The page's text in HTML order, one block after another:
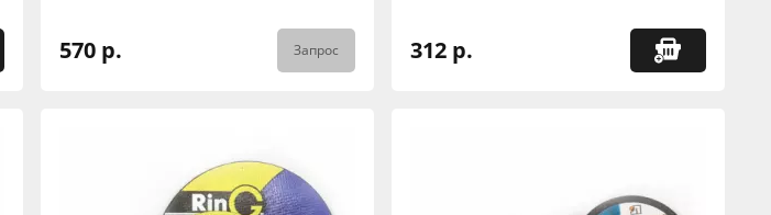
570 р. Запрос 312 р.